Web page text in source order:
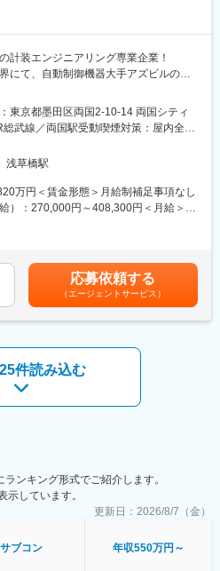
ムの継続メンテナンス契約、緊急対
提案、受注管理、一部メンテナンス業
成など事務作業においては営業アシス
ります。
もよりますが数件～10数件ほどで
年くるみん取得／
っております。（健康経営優良法人に
業務
計装エンジニアリング専業企業！
て、自動制御機器大手アズビルの最
な社会の実現にも貢献！
な環境を実現する技術／
いて、空調や生産ラインなど各種の設
・制御の手法によって自動コントロー
術として注目され、最新のIoT・AI技術
／
い仕事をお客様から評価いただき、高
。また、人的資本経営を掲げ、会社の
る経営方針の基、基本給の改定、賞与
でているといわれるほど高い技術力を
ビルや商業施設などの既存顧客に対
ムの継続メンテナンス契約、緊急対
提案、受注管理、一部メンテナンス業
東京都墨田区両国2-10-14 両国シティ
武線／両国駅受動喫煙対策：屋内全面
める事業所（リモートワーク含む）
浅草橋駅
万円＜賃金形態＞月給制補足事項なし
）：270,000円～408,300円＜月給＞
（6月・12月※基本給の5ヶ月分）■モ
）、32歳（640万円）、37歳（720万
の金額であり、選考を通じて上下する
額)は固定手当を含めた表記です。
応募依頼する
（エージェントサービス）
件読み込む
ンキング形式でご紹介します。
示しています。
更新日： 2026/8/7（金）
サブコン 年収550万円～